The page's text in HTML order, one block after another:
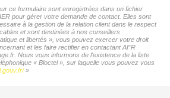
ce formulaire sont enregistrées dans un fichier
pour gérer votre demande de contact. Elles sont
à la gestion de la relation client dans le respect
et sont destinées à nos conseillers
et libertés », vous pouvez exercer votre droit
et les faire rectifier en contactant AFR
Nous vous informons de l'existence de la liste
« Bloctel », sur laquelle vous pouvez vous
»